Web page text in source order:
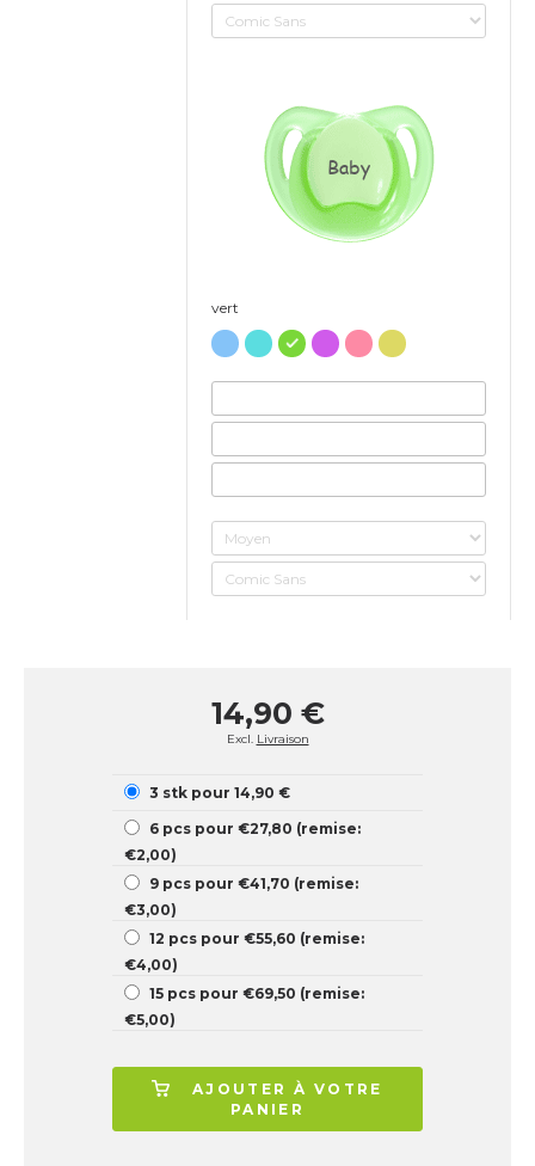
Baby
vert
14,90 €
Excl. Livraison
3 stk pour 14,90 €
6 pcs pour €27,80 (remise:
€2,00)
9 pcs pour €41,70 (remise:
€3,00)
12 pcs pour €55,60 (remise:
€4,00)
15 pcs pour €69,50 (remise:
€5,00)
AJOUTER À VOTRE
PANIER